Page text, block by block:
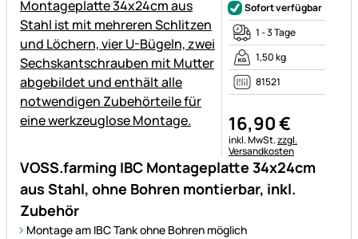
VOSS.farming IBC Montageplatte 34x24cm
aus Stahl, ohne Bohren montierbar, inkl.
Zubehör
Montage am IBC Tank ohne Bohren möglich
Sofort verfügbar
1 - 3 Tage
1,50 kg
81521
16,90€
Steuerhinweis:
inkl. MwSt.zzgl.
Versandkosten